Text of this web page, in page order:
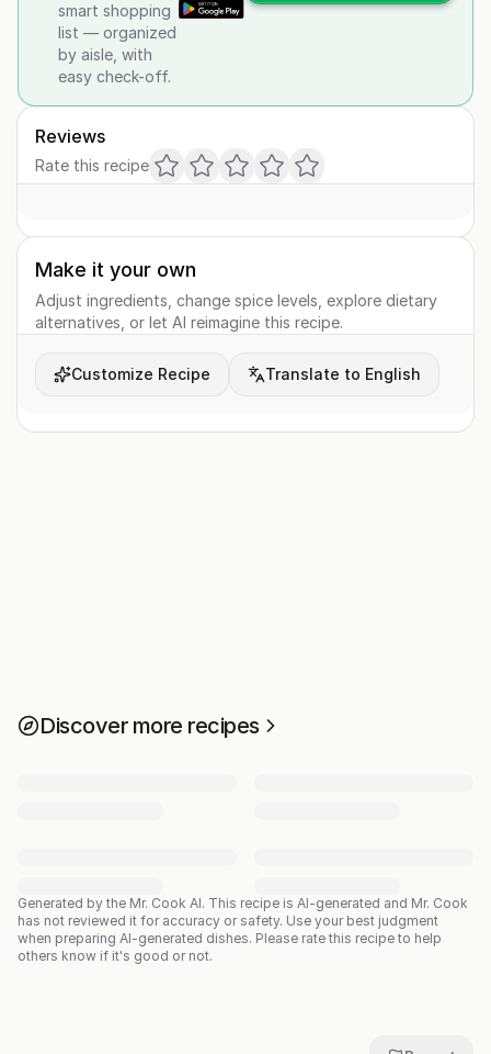
smart shopping
list — organized
by aisle, with
easy check-off.
Reviews
Rate this recipe
Make it your own
Adjust ingredients, change spice levels, explore dietary
alternatives, or let AI reimagine this recipe.
Customize Recipe Translate to English
Discover more recipes
Generated by the Mr. Cook AI. This recipe is AI-generated and Mr. Cook
has not reviewed it for accuracy or safety. Use your best judgment
when preparing AI-generated dishes. Please rate this recipe to help
others know if it's good or not.